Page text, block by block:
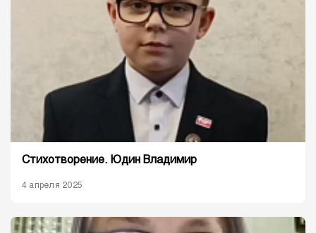
Стихотворение. Юдин Владимир
4 апреля 2025